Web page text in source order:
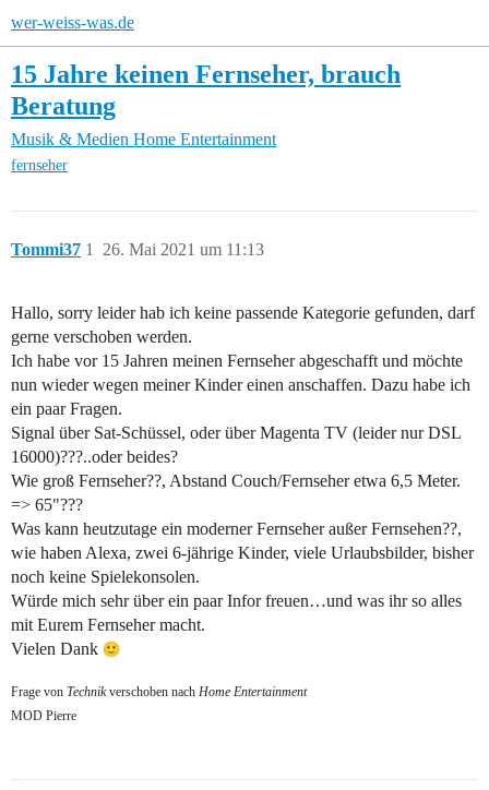
wer-weiss-was.de
15 Jahre keinen Fernseher, brauch
Beratung
Musik & Medien Home Entertainment
fernseher
Tommi37 26. Mai 2021 um 11:13
1
Hallo, sorry leider hab ich keine passende Kategorie gefunden, darf
gerne verschoben werden.
Ich habe vor 15 Jahren meinen Fernseher abgeschafft und möchte
nun wieder wegen meiner Kinder einen anschaffen. Dazu habe ich
ein paar Fragen.
Signal über Sat-Schüssel, oder über Magenta TV (leider nur DSL
16000)???..oder beides?
Wie groß Fernseher??, Abstand Couch/Fernseher etwa 6,5 Meter.
=> 65"???
Was kann heutzutage ein moderner Fernseher außer Fernsehen??,
wie haben Alexa, zwei 6-jährige Kinder, viele Urlaubsbilder, bisher
noch keine Spielekonsolen.
Würde mich sehr über ein paar Infor freuen…und was ihr so alles
mit Eurem Fernseher macht.
Vielen Dank
Frage von Technikverschoben nach Home Entertainment
MOD Pierre